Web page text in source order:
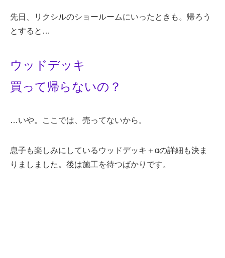
先日、リクシルのショールームにいったときも。帰ろう
とすると…
ウッドデッキ
買って帰らないの？
…いや。ここでは、売ってないから。
息子も楽しみにしているウッドデッキ＋αの詳細も決ま
りましました。後は施工を待つばかりです。